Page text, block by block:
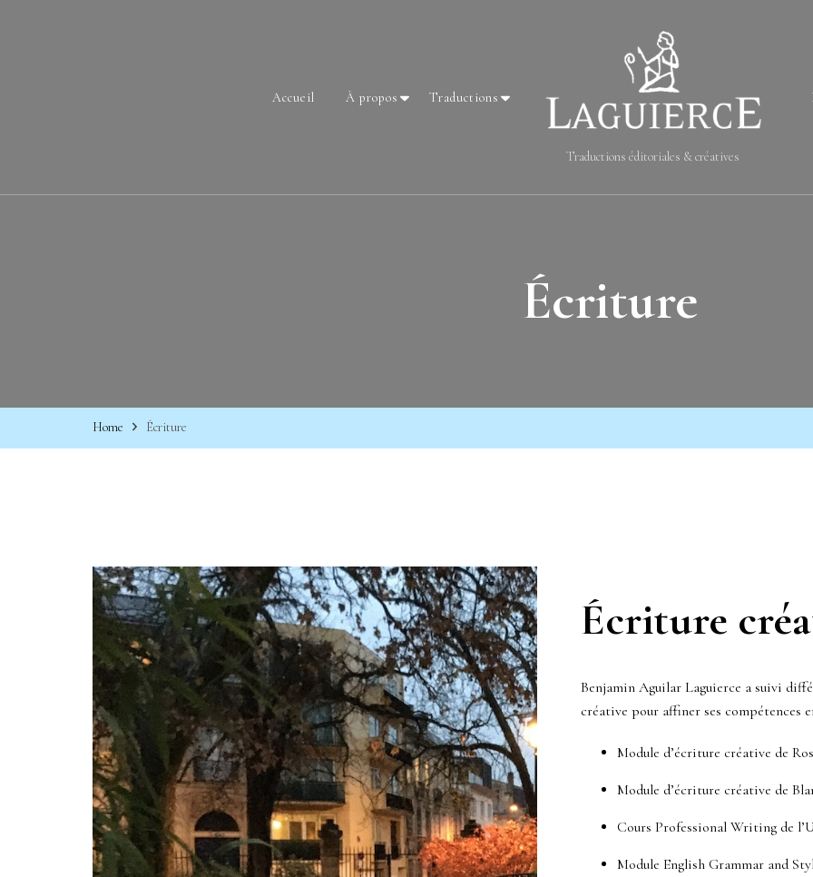
Accueil À propos Traductions
Traductions éditoriales & créatives
Écriture
Home Écriture
Écriture
Benjamin Aguilar Laguierce a suivi
créative pour affiner ses compétences
Module d’écriture créative de
Module d’écriture créative de
Cours Professional Writing de
Module English Grammar and